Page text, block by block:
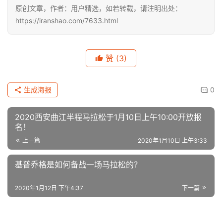
原创文章，作者：用户精选，如若转载，请注明出处：
https://iranshao.com/7633.html
赞 (3)
0
生成海报
2020西安曲江半程马拉松于1月10日上午10:00开放报
名！
上一篇 2020年1月10日 上午3:33
基普乔格是如何备战一场马拉松的？
下一篇
2020年1月12日 下午4:37